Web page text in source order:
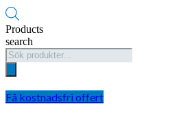
Products
search
Få kostnadsfri offert